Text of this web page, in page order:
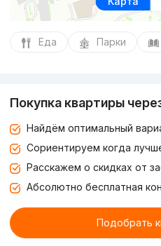
Еда Парки
Покупка квартиры
Найдём оптимальный
Сориентируем когда
Расскажем о скидках от
Абсолютно бесплатная
Подобрать